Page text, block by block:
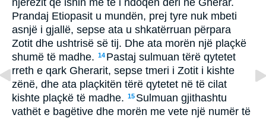
Prandaj Etiopasit u mundën, prej tyre nuk mbeti
asnjë i gjallë, sepse ata u shkatërruan përpara
Zotit dhe ushtrisë së tij. Dhe ata morën një plaçkë
shumë të madhe. 14 Pastaj sulmuan tërë qytetet
rreth e qark Gherarit, sepse tmeri i Zotit i kishte
zënë, dhe ata plaçkitën tërë qytetet në të cilat
kishte plaçkë të madhe. 15 Sulmuan gjithashtu
vathët e bagëtive dhe morën me vete një numër të